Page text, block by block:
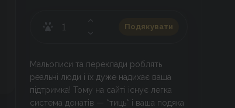
Подякувати
Мальописи та переклади роблять
реальні люди і їх дуже надихає ваша
підтримка! Тому на сайті існує легка
система донатів — *тиць* і ваша подяка